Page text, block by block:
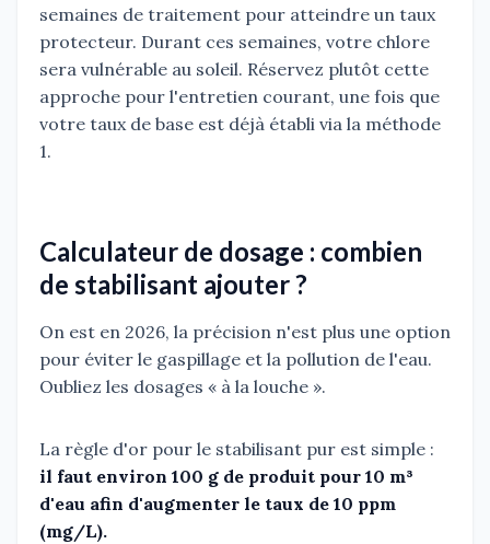
semaines de traitement pour atteindre un taux
protecteur. Durant ces semaines, votre chlore
sera vulnérable au soleil. Réservez plutôt cette
approche pour l'entretien courant, une fois que
votre taux de base est déjà établi via la méthode
1.
Calculateur de dosage : combien
de stabilisant ajouter ?
On est en 2026, la précision n'est plus une option
pour éviter le gaspillage et la pollution de l'eau.
Oubliez les dosages « à la louche ».
La règle d'or pour le stabilisant pur est simple :
il faut environ 100 g de produit pour 10 m³
d'eau afin d'augmenter le taux de 10 ppm
(mg/L).